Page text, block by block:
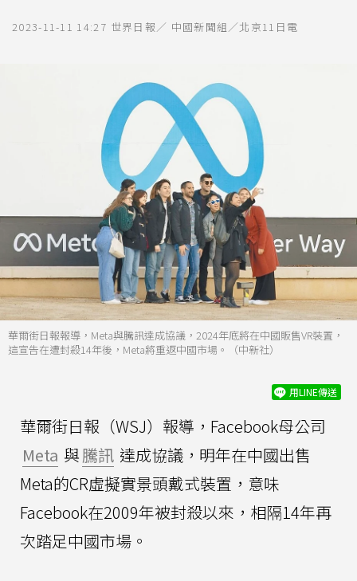
2023-11-11 14:27 世界日報／ 中國新聞組／北京11日電
華爾街日報報導，Meta與騰訊達成協議，2024年底將在中國販售VR裝置，
這宣告在遭封殺14年後，Meta將重返中國市場。（中新社）
用LINE傳送
華爾街日報（WSJ）報導，Facebook母公司
Meta 與騰訊 達成協議，明年在中國出售
Meta的CR虛擬實景頭戴式裝置，意味
Facebook在2009年被封殺以來，相隔14年再
次踏足中國市場。